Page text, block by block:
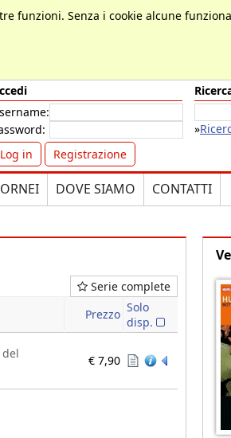
funzioni. Senza i cookie alcune
Log in
Registrazione
»
DOVE SIAMO CONTATTI
Serie complete
Prezzo Solo
disp.
€ 7,90